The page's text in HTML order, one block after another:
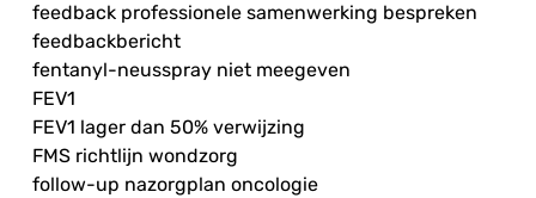
feedback professionele samenwerking bespreken
feedbackbericht
fentanyl-neusspray niet meegeven
FEV1
FEV1 lager dan 50% verwijzing
FMS richtlijn wondzorg
follow-up nazorgplan oncologie